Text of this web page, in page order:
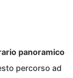
panoramico
percorso ad